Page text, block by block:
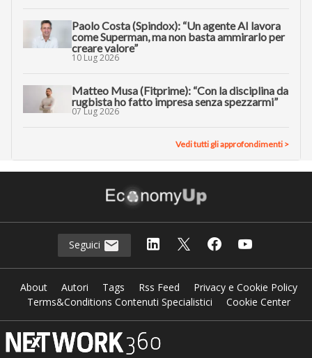
Paolo Costa (Spindox): “Un agente AI lavora
come Superman, ma non basta ammirarlo per
creare valore”
10 Lug 2026
Matteo Musa (Fitprime): “Con la disciplina da
rugbista ho fatto impresa senza spezzarmi”
07 Lug 2026
Vedi tutti gli approfondimenti >
Seguici
About Autori Tags Rss Feed
Privacy e Cookie Policy
Terms&Conditions Contenuti Specialistici
Cookie Center